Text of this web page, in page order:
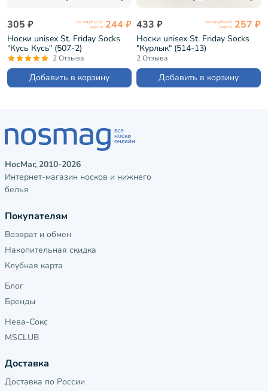
305 ₽ по клубной
карте 244 ₽
Носки unisex St. Friday Socks
"Кусь Кусь" (507-2)
2 Отзыва
Добавить в корзину
433 ₽ по клубной
карте 257 ₽
Носки unisex St. Friday Socks
"Курлык" (514-13)
2 Отзыва
Добавить в корзину
НосМаг, 2010-2026
Интернет-магазин носков и нижнего
белья
Покупателям
Возврат и обмен
Накопительная скидка
Клубная карта
Блог
Бренды
Нева-Сокс
MSCLUB
Доставка
Доставка по России